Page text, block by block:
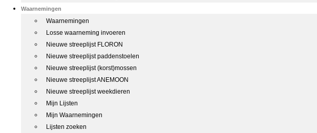
Waarnemingen
Waarnemingen
Losse waarneming invoeren
Nieuwe streeplijst FLORON
Nieuwe streeplijst paddenstoelen
Nieuwe streeplijst (korst)mossen
Nieuwe streeplijst ANEMOON
Nieuwe streeplijst weekdieren
Mijn Lijsten
Mijn Waarnemingen
Lijsten zoeken